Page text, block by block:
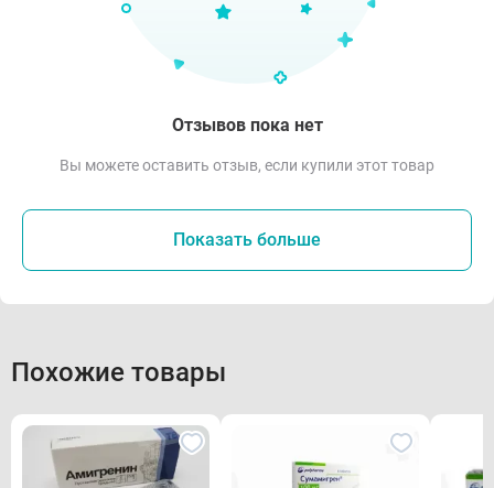
Отзывов пока нет
Вы можете оставить отзыв, если купили этот товар
Показать больше
Похожие товары